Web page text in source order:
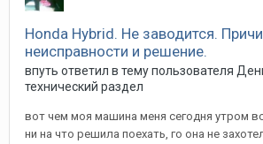
Honda Hybrid. Не заводится.
неисправности и решение.
впуть ответил в тему пользователя
технический раздел
вот чем моя машина меня сегодня утром
ни на что решила поехать, го она не